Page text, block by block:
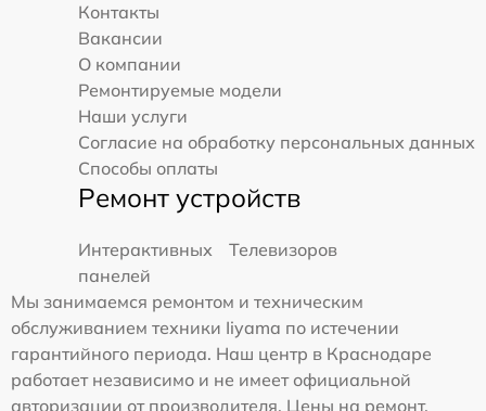
Контакты
Вакансии
О компании
Ремонтируемые модели
Наши услуги
Согласие на обработку персональных данных
Способы оплаты
Ремонт устройств
Интерактивных
панелей
Телевизоров
Мы занимаемся ремонтом и техническим
обслуживанием техники Iiyama по истечении
гарантийного периода. Наш центр в Краснодаре
работает независимо и не имеет официальной
авторизации от производителя. Цены на ремонт,